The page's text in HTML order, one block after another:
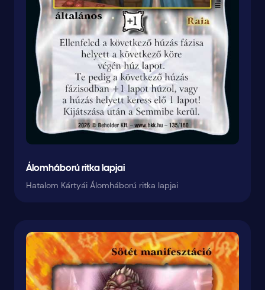
Álomháború ritka lapjai
Hatalom Kártyái Álomháború ritka lapjai